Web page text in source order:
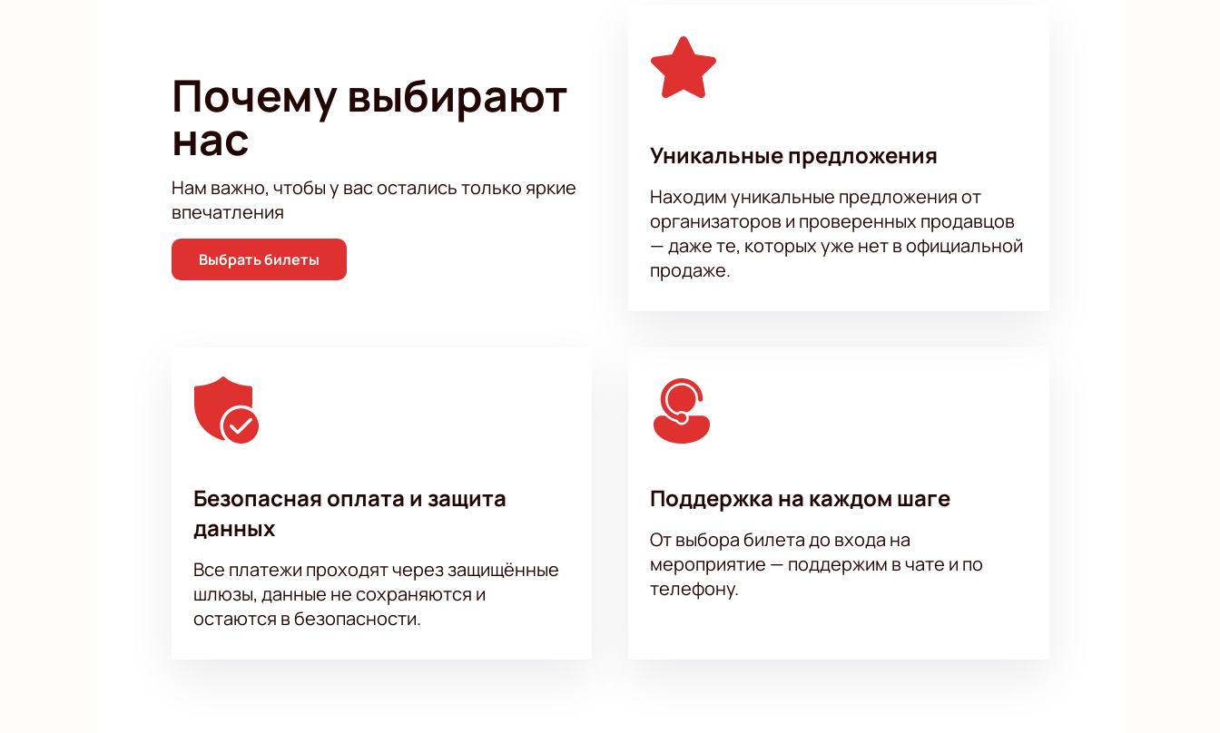
Почему выбирают
нас
Нам важно, чтобы у вас остались только яркие
впечатления
Выбрать билеты
Уникальные предложения
Находим уникальные предложения от
организаторов и проверенных продавцов
— даже те, которых уже нет в официальной
продаже.
Безопасная оплата и защита
данных
Все платежи проходят через защищённые
шлюзы, данные не сохраняются и
остаются в безопасности.
Поддержка на каждом шаге
От выбора билета до входа на
мероприятие — поддержим в чате и по
телефону.